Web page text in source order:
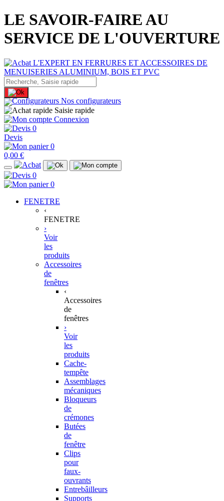
LE SAVOIR-FAIRE AU
SERVICE DE L'OUVERTURE
Nos configurateurs
Saisie rapide
Connexion
0
Devis
0
0,00 €
0
0
FENETRE
‹
FENETRE
›
Voir
les
produits
Accessoires
de
fenêtres
‹
Accessoires
de
fenêtres
›
Voir
les
produits
Cache-
tempête
Assemblages
mécaniques
Bloqueurs
de
crémones
Butées
de
fenêtre
Clips
pour
faux-
ouvrants
Entrebâilleurs
Supports